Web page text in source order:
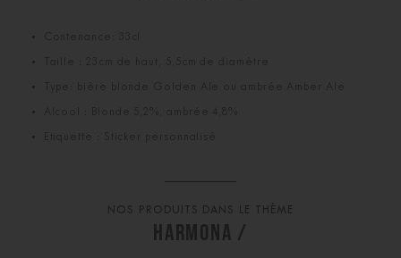
Taille : 23cm de haut, 5,5cm de diamètre
Type: bière blonde Golden Ale ou ambrée Amber Ale
Alcool : Blonde 5,2%, ambrée 4,8%
NOS PRODUITS DANS LE THÈME
HARMONA /